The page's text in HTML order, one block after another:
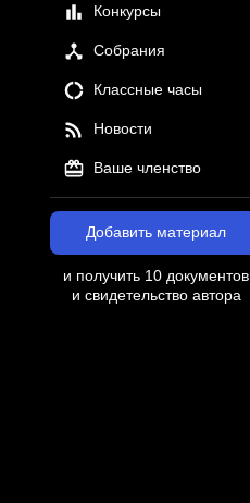
Конкурсы
Собрания
Классные часы
Новости
Ваше членство
Добавить материал
и получить 10 документов
и свидетельство автора